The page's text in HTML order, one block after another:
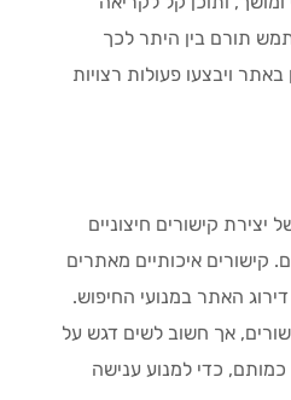
תורם בין היתר לכך
ויבצעו פעולות רצויות
יצירת קישורים חיצוניים
איכותיים מאתרים
האתר במנועי החיפוש.
אך חשוב לשים דגש על
כדי למנוע ענישה